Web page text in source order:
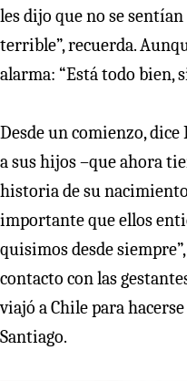
les dijo que no se
terrible”, recuerda.
alarma: “Está todo bien,
Desde un comienzo,
a sus hijos –que ahora
historia de su
importante que ellos
quisimos desde
contacto con las
viajó a Chile para
Santiago.